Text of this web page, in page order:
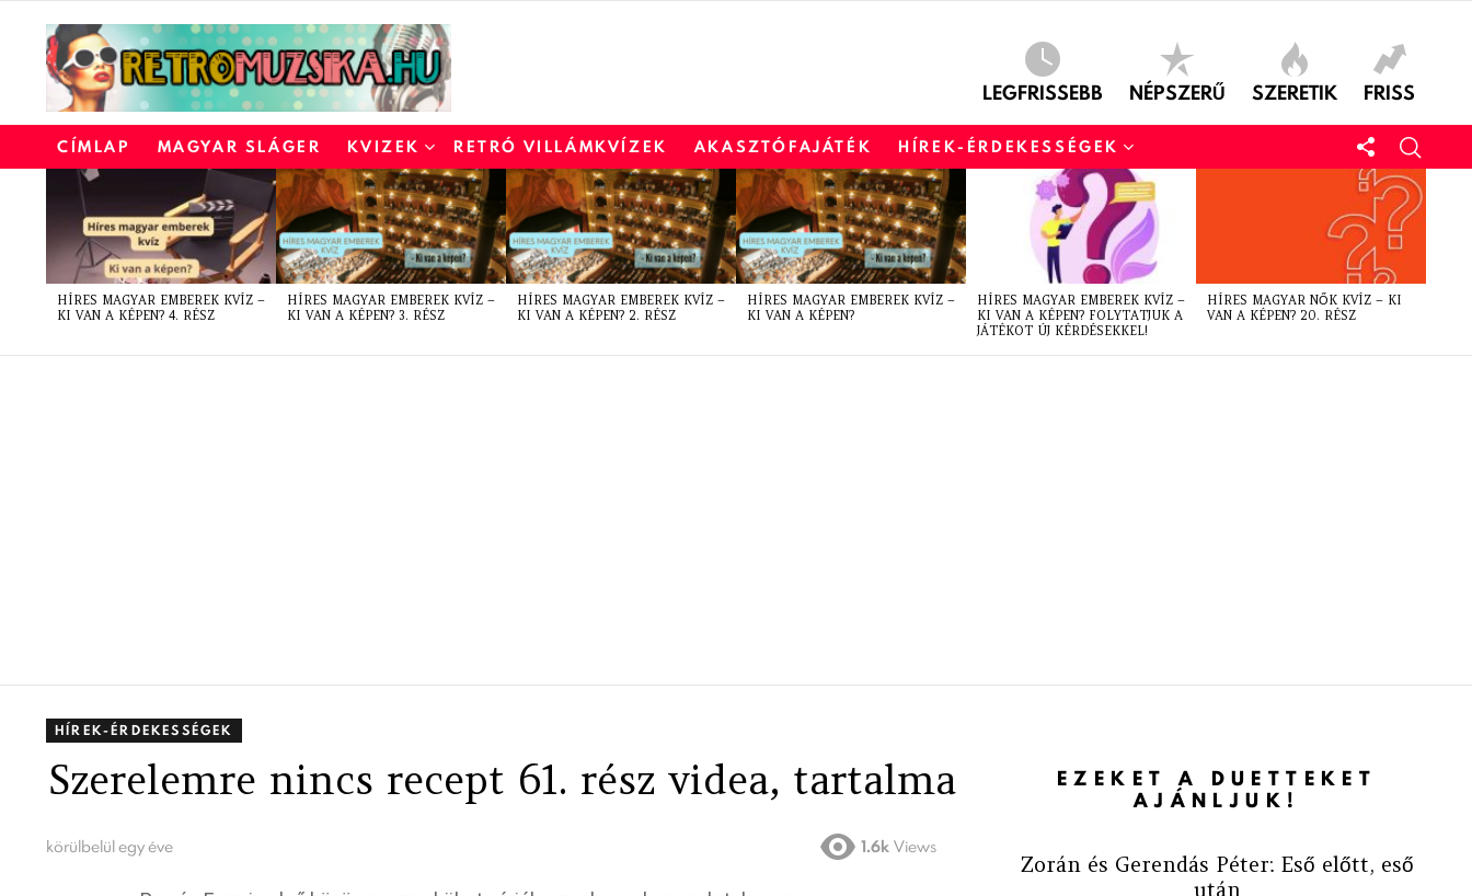
LEGFRISSEBB NÉPSZERŰ SZERETIK FRISS
CÍMLAP MAGYAR SLÁGER KVIZEK RETRÓ VILLÁMKVÍZEK AKASZTÓFAJÁTÉK HÍREK-ÉRDEKESSÉGEK
LATEST
STORIES
HÍRES MAGYAR EMBEREK KVÍZ –
KI VAN A KÉPEN? 4. RÉSZ
HÍRES MAGYAR EMBEREK KVÍZ –
KI VAN A KÉPEN? 3. RÉSZ
HÍRES MAGYAR EMBEREK KVÍZ –
KI VAN A KÉPEN? 2. RÉSZ
HÍRES MAGYAR EMBEREK KVÍZ –
KI VAN A KÉPEN?
HÍRES MAGYAR EMBEREK KVÍZ –
KI VAN A KÉPEN? FOLYTATJUK A
JÁTÉKOT ÚJ KÉRDÉSEKKEL!
HÍRES MAGYAR NŐK KVÍZ – KI
VAN A KÉPEN? 20. RÉSZ
HÍREK-ÉRDEKESSÉGEK
Szerelemre nincs recept 61. rész videa, tartalma
körülbelül egy éve 1.6k Views
EZEKET A DUETTEKET
AJÁNLJUK!
Zorán és Gerendás Péter: Eső előtt, eső
után